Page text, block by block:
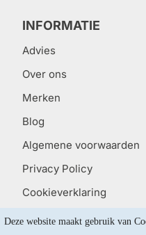
Deze website maakt gebruik van
INFORMATIE
Advies
Over ons
Merken
Blog
Algemene voorwaarden
Privacy Policy
Cookieverklaring